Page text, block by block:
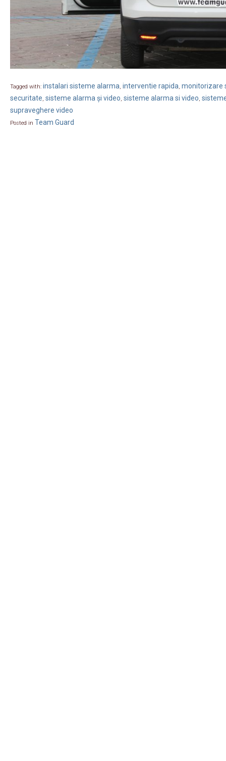
Tagged with: instalari sisteme alarma, interventie rapida, monitorizare
securitate, sisteme alarma și video, sisteme alarma si video,
supraveghere video
Posted in Team Guard